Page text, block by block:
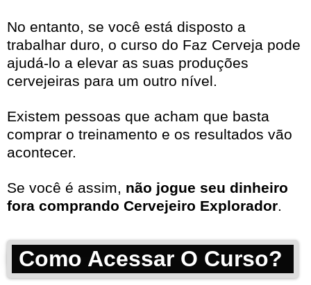
No entanto, se você está disposto a
trabalhar duro, o curso do Faz Cerveja pode
ajudá-lo a elevar as suas produções
cervejeiras para um outro nível.
Existem pessoas que acham que basta
comprar o treinamento e os resultados vão
acontecer.
Se você é assim, não jogue seu dinheiro
fora comprando Cervejeiro Explorador.
Como Acessar O Curso?